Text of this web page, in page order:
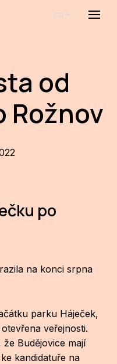
Menu
cs
od
Rožnov
po
na konci srpna
parku Háječek,
veřejnosti.
Budějovice mají
kandidatuře na